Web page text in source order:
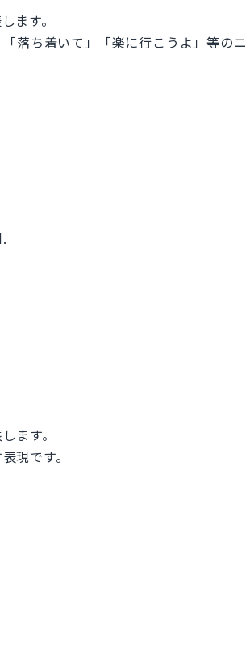
ます。
落ち着いて」「楽に行こうよ」等のニ
ます。
現です。